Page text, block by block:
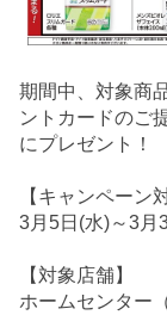
期間中、対象商
ントカードのご
にプレゼント！
【キャンペーン
3月5日(水)～3月
【対象店舗】
ホームセンター